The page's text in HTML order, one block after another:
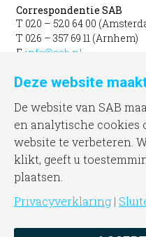
Correspondentie SAB
T 020 – 520 64 00
T 026 – 357 69 11 (Arnhem)
E info@sab.nl
Bezoekadres Amsterdam
gevestigd in het INIT
unit 331b
Jacob Bontiusplaats 9
1018 LL Amsterdam
Bezoekadres Arnhem
Frombergdwarsstraat 54
6814 DZ Arnhem
Deze website
De website van SAB
en analytische cookies
website te verbeteren.
klikt, geeft u
plaatsen.
Privacyverklaring |